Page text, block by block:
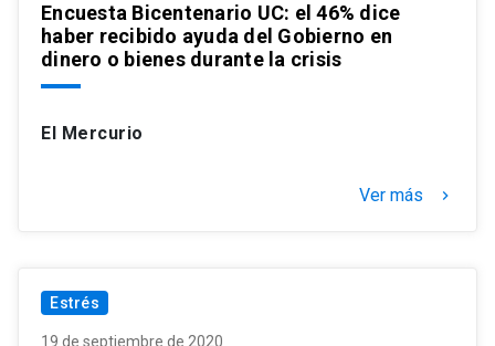
Encuesta Bicentenario UC: el 46% dice
haber recibido ayuda del Gobierno en
dinero o bienes durante la crisis
El Mercurio
Ver más keyboard_arrow_right
Estrés
19 de septiembre de 2020